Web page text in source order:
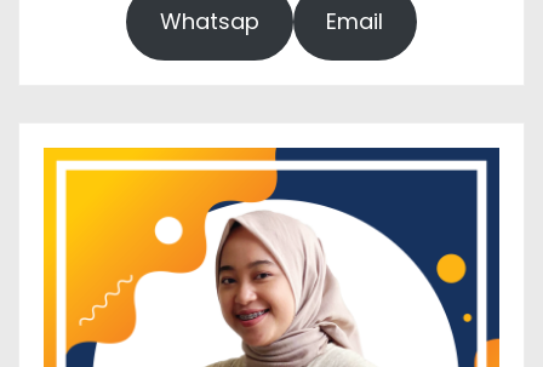
Whatsap Email